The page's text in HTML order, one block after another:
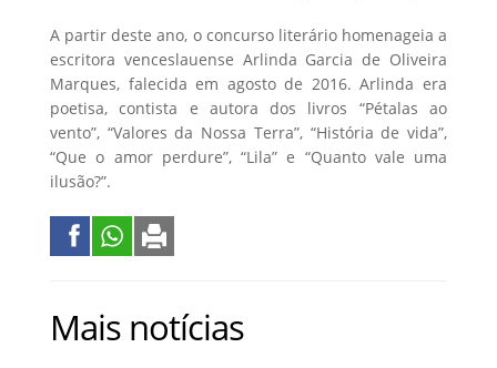
A partir deste ano, o concurso literário homenageia a
escritora venceslauense Arlinda Garcia de Oliveira
Marques, falecida em agosto de 2016. Arlinda era
poetisa, contista e autora dos livros “Pétalas ao
vento”, “Valores da Nossa Terra”, “História de vida”,
“Que o amor perdure”, “Lila” e “Quanto vale uma
ilusão?”.
Mais notícias